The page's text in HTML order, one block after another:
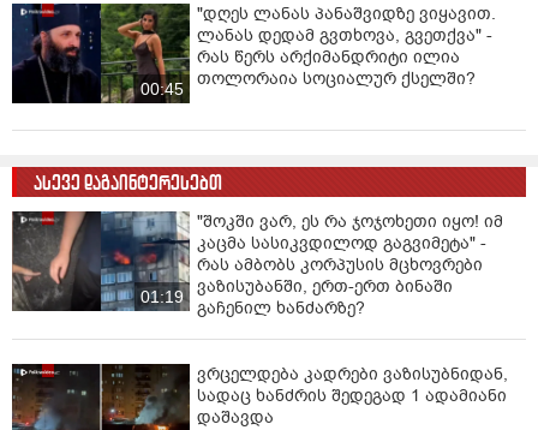
00:45
"დღეს ლანას პანაშვიდზე ვიყავით.
ლანას დედამ გვთხოვა, გვეთქვა" -
რას წერს არქიმანდრიტი ილია
თოლორაია სოციალურ ქსელში?
ასევე დაგაინტერესებთ
01:19
"შოკში ვარ, ეს რა ჯოჯოხეთი იყო! იმ
კაცმა სასიკვდილოდ გაგვიმეტა" -
რას ამბობს კორპუსის მცხოვრები
ვაზისუბანში, ერთ-ერთ ბინაში
გაჩენილ ხანძარზე?
ვრცელდება კადრები ვაზისუბნიდან,
სადაც ხანძრის შედეგად 1 ადამიანი
დაშავდა